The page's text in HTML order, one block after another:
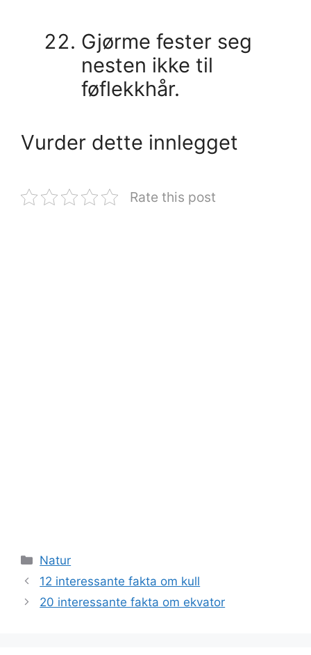
Gjørme fester seg
nesten ikke til
føflekkhår.
Vurder dette innlegget
Rate this post
Kategorier
Natur
12 interessante fakta om kull
20 interessante fakta om ekvator